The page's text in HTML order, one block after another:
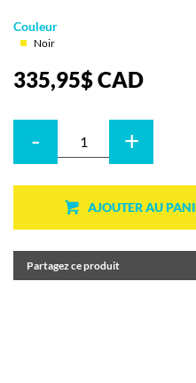
Couleur
Noir
335,95$CAD
- +
AJOUTER AU
Partagez ce produit